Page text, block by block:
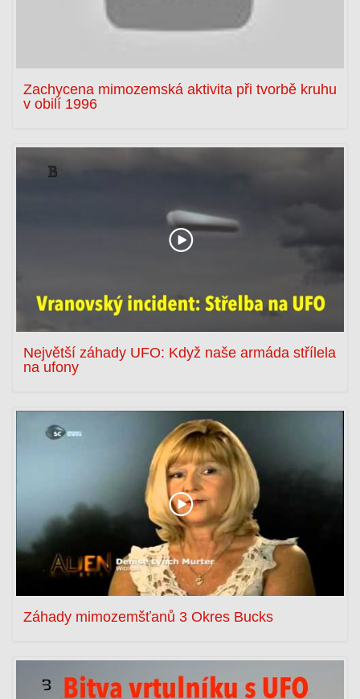
Zachycena mimozemská aktivita při tvorbě kruhu
v obilí 1996
Největší záhady UFO: Když naše armáda střílela
na ufony
Záhady mimozemšťanů 3 Okres Bucks